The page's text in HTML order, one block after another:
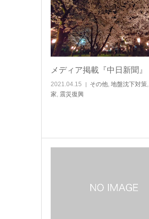
メディア掲載『中日新聞』
2021.04.15 その他, 地盤沈下対策,
家, 震災復興